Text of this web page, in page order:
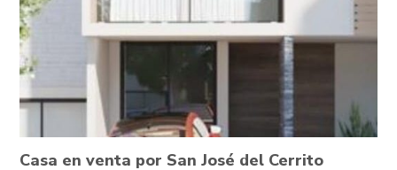
Casa en venta por San José del Cerrito